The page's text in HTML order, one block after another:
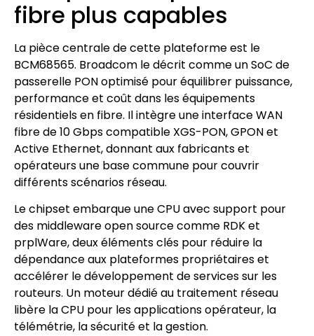
fibre plus capables
La pièce centrale de cette plateforme est le
BCM68565. Broadcom le décrit comme un SoC de
passerelle PON optimisé pour équilibrer puissance,
performance et coût dans les équipements
résidentiels en fibre. Il intègre une interface WAN
fibre de 10 Gbps compatible XGS-PON, GPON et
Active Ethernet, donnant aux fabricants et
opérateurs une base commune pour couvrir
différents scénarios réseau.
Le chipset embarque une CPU avec support pour
des middleware open source comme RDK et
prplWare, deux éléments clés pour réduire la
dépendance aux plateformes propriétaires et
accélérer le développement de services sur les
routeurs. Un moteur dédié au traitement réseau
libère la CPU pour les applications opérateur, la
télémétrie, la sécurité et la gestion.